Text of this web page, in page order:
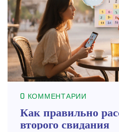
0 КОММЕНТАРИИ
Как правильно
второго свидания